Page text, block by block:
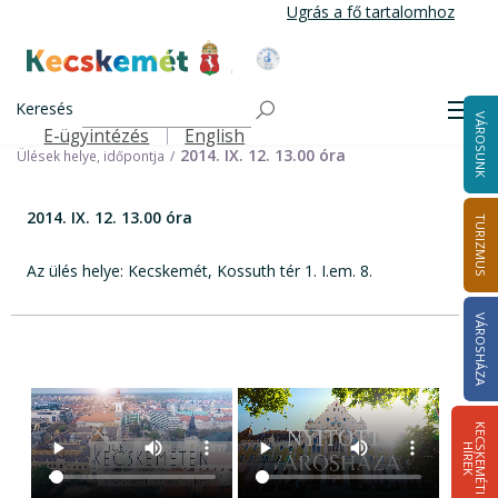
tartalomra
Ugrás a fő tartalomhoz
Kecskemét Város Honlapja
Keresés
Felső navigáció
E-ügyintézés English VÁROSUNK
TURIZMUS
VÁROSHÁZA
K
E
C
S
K
E
M
É
T
I
HÍ
R
E
K
Választási információk
Helyi önkormányzati képviselők és polgármester választás 2014
Helyi Választási Bizottság ülései, határozatai
Ülések helye, időpontja
2014. IX. 12. 13.00 óra
2014. IX. 12. 13.00 óra
Az ülés helye: Kecskemét, Kossuth tér 1. I.em. 8.